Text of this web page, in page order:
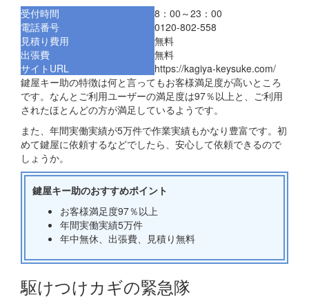
受付時間
8：00～23：00
電話番号
0120-802-558
見積り費用
無料
出張費
無料
サイトURL
https://kagiya-keysuke.com/
鍵屋キー助の特徴は何と言ってもお客様満足度が高いところ
です。なんとご利用ユーザーの満足度は97％以上と、ご利用
されたほとんどの方が満足しているようです。
また、年間実働実績が5万件で作業実績もかなり豊富です。初
めて鍵屋に依頼するなどでしたら、安心して依頼できるので
しょうか。
鍵屋キー助のおすすめポイント
お客様満足度97％以上
年間実働実績5万件
年中無休、出張費、見積り無料
駆けつけカギの緊急隊